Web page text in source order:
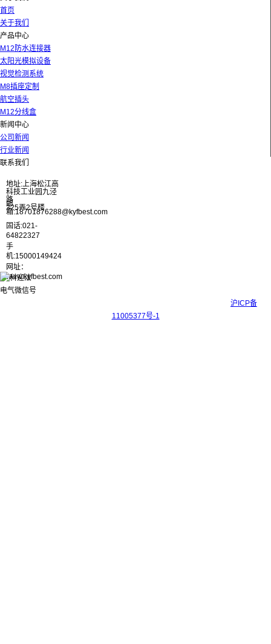
首页
关于我们
产品中心
M12防水连接器
太阳光模拟设备
视觉检测系统
M8插座定制
航空插头
M12分线盒
新闻中心
公司新闻
行业新闻
联系我们
地址:上海松江高
科技工业园九泾
路
325弄2号楼
邮
箱:18701876288@kyfbest.com
固话:021-
64822327
手
机:15000149424
网址：
www.kyfbest.com
沪ICP备
11005377号-1